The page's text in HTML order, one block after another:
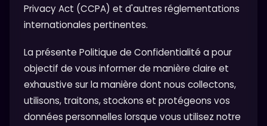
Privacy Act (CCPA) et d'autres réglementations
internationales pertinentes.
La présente Politique de Confidentialité a pour
objectif de vous informer de manière claire et
exhaustive sur la manière dont nous collectons,
utilisons, traitons, stockons et protégeons vos
données personnelles lorsque vous utilisez notre